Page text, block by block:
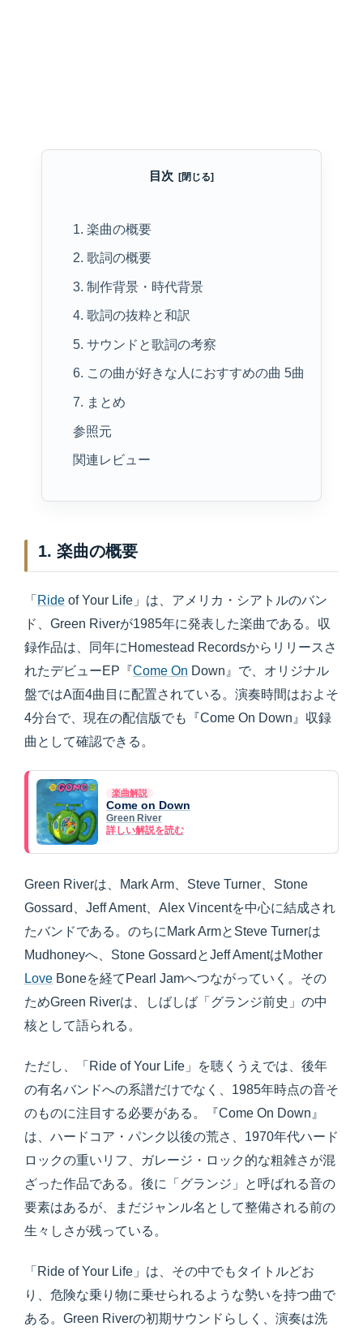
目次
1. 楽曲の概要
2. 歌詞の概要
3. 制作背景・時代背景
4. 歌詞の抜粋と和訳
5. サウンドと歌詞の考察
6. この曲が好きな人におすすめの曲 5曲
7. まとめ
参照元
関連レビュー
1. 楽曲の概要
「 Ride of Your Life」は、アメリカ・シアトルのバン
ド、Green Riverが1985年に発表した楽曲である。収
録作品は、同年にHomestead Recordsからリリースさ
れたデビューEP『Come On Down』で、オリジナル
盤ではA面4曲目に配置されている。演奏時間はおよそ
4分台で、現在の配信版でも『Come On Down』収録
曲として確認できる。
楽曲解説
Come on Down
Green River
詳しい解説を読む
Green Riverは、Mark Arm、Steve Turner、Stone
Gossard、Jeff Ament、Alex Vincentを中心に結成され
たバンドである。のちにMark ArmとSteve Turnerは
Mudhoneyへ、Stone GossardとJeff AmentはMother
Love Boneを経てPearl Jamへつながっていく。その
ためGreen Riverは、しばしば「グランジ前史」の中
核として語られる。
ただし、「Ride of Your Life」を聴くうえでは、後年
の有名バンドへの系譜だけでなく、1985年時点の音そ
のものに注目する必要がある。『Come On Down』
は、ハードコア・パンク以後の荒さ、1970年代ハード
ロックの重いリフ、ガレージ・ロック的な粗雑さが混
ざった作品である。後に「グランジ」と呼ばれる音の
要素はあるが、まだジャンル名として整備される前の
生々しさが残っている。
「Ride of Your Life」は、その中でもタイトルどお
り、危険な乗り物に乗せられるような勢いを持つ曲で
ある。Green Riverの初期サウンドらしく、演奏は洗